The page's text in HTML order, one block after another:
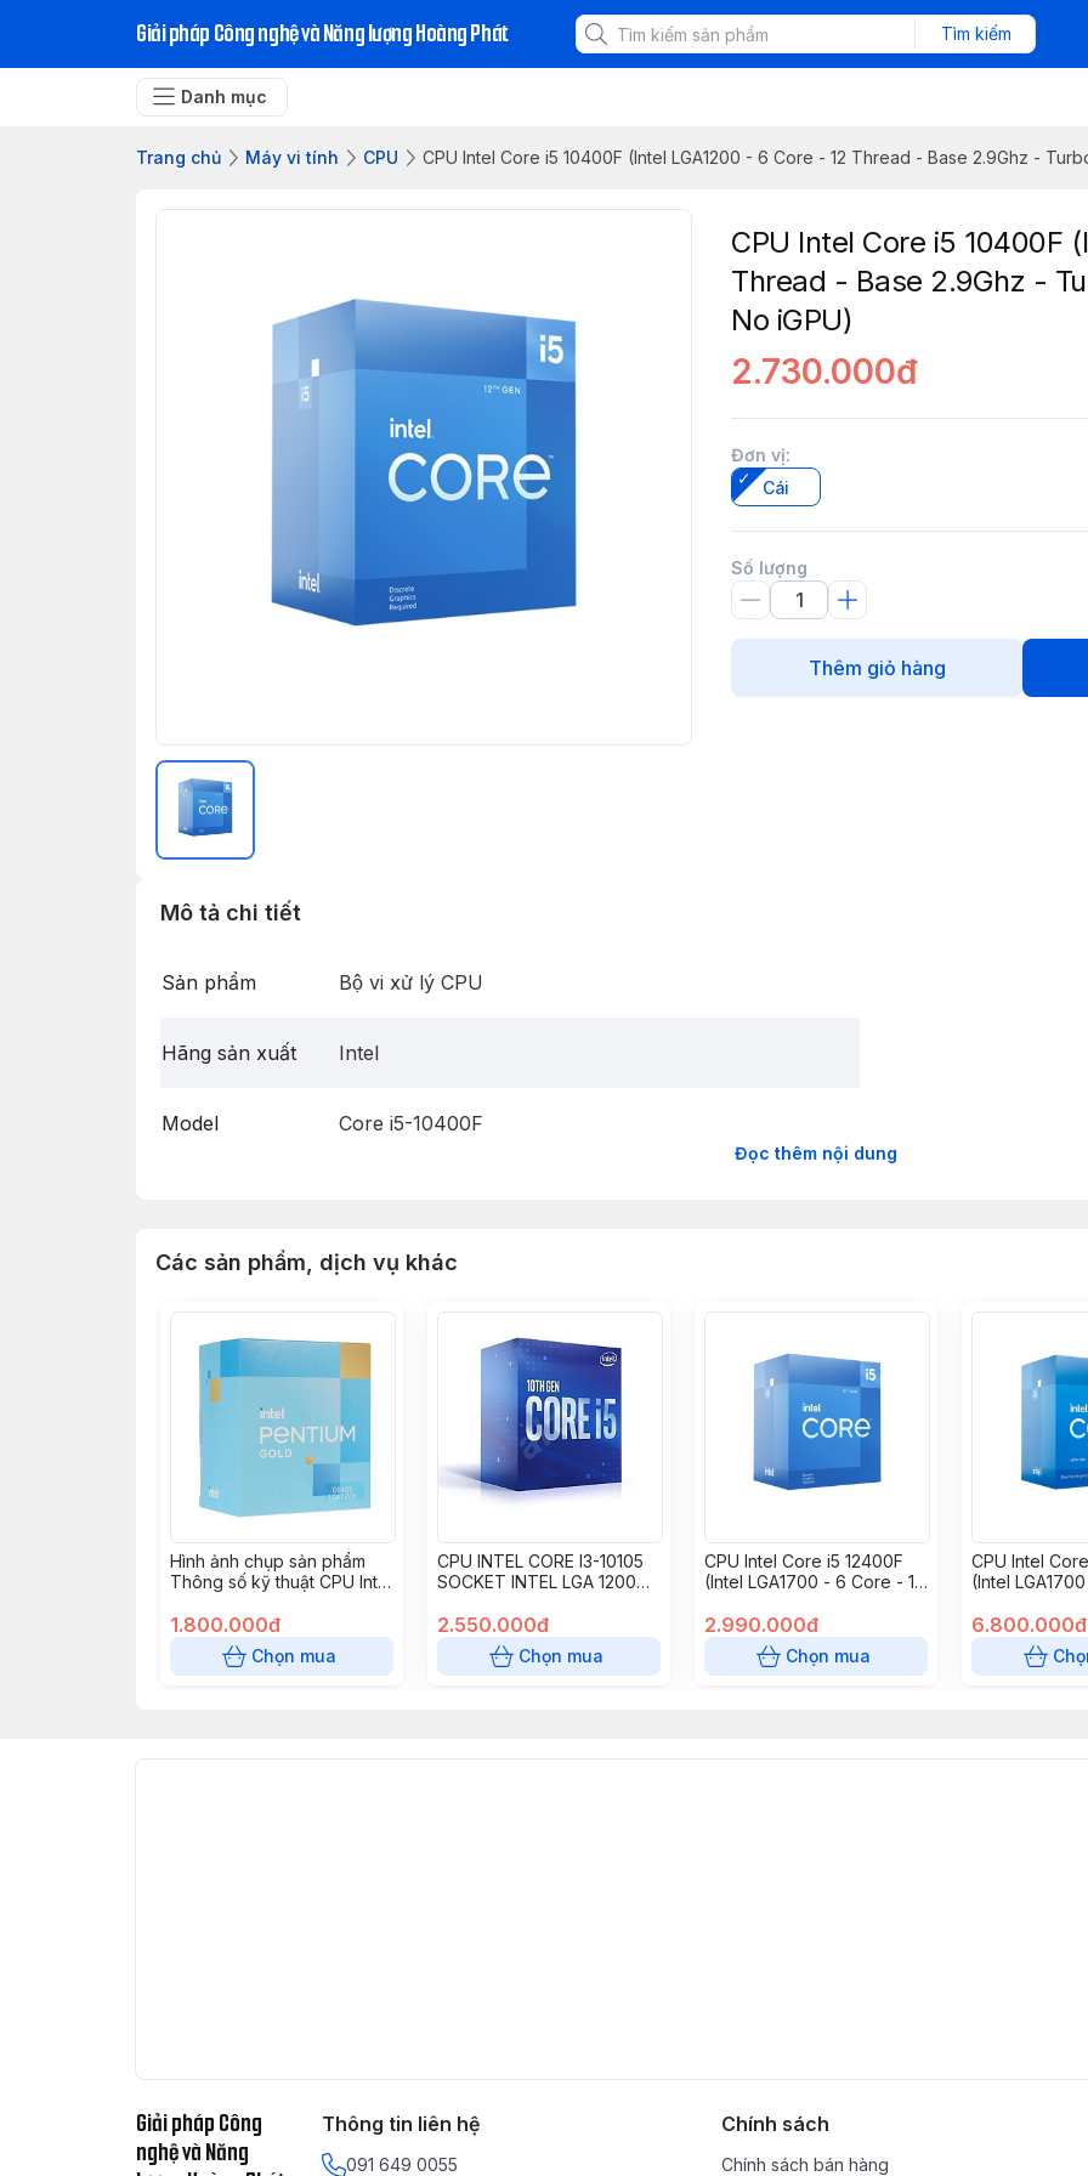
Giải pháp Công nghệ và Năng lượng Hoàng Phát Tìm kiếm
Danh mục
Trang chủ Máy vi tính CPU CPU Intel Core i5 10400F (Intel LGA1200 - 6 Core - 12 Thread - Base 2.9Ghz -
CPU Intel Core i5 10400F
Thread - Base 2.9Ghz -
No iGPU)
2.730.000đ
Đơn vị:
Cái
Số lượng
Thêm giỏ hàng
Mô tả chi tiết
Sản phẩm Bộ vi xử lý CPU
Hãng sản xuất Intel
Model Core i5-10400F
Tốc độ cơ bản 2.9GHz
Cache
Nhân CPU
VXL đồ họa
Bộ nhớ hỗ trợ 128 GB DDR4-2666
Đọc thêm nội dung
Các sản phẩm, dịch vụ khác
Hình ảnh chụp sản phẩm
Thông số kỹ thuật CPU Intel
(4.1GHz, 2 nhân 4 luồng,
4MB Cache, 58W) - Socket
Intel LGA 1200)
1.800.000đ
Chọn mua
CPU INTEL CORE I3-10105
SOCKET INTEL LGA 1200
2.550.000đ
Chọn mua
CPU Intel Core i5 12400F
(Intel LGA1700 - 6 Core - 12
Turbo 4.4Ghz - Cache
18MB - No iGPU)
2.990.000đ
Chọn mua
CPU Intel
(Intel
Turbo 4.8Ghz
24MB)
6.800.000đ
Giải pháp Công
nghệ và Năng
Thông tin liên hệ
091 649 0055
Chính sách
Chính sách bán hàng